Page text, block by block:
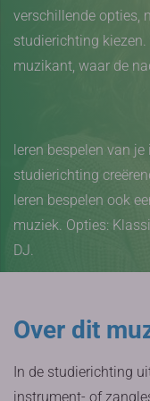
verschillende opties,
studierichting
muzikant, waar de
leren bespelen van
studierichting
leren bespelen ook
muziek. Opties:
DJ.
Over dit
In de studierichting
instrument- of